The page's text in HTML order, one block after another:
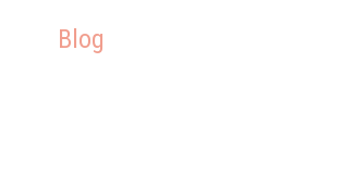
▼
Blog